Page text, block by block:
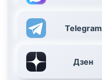
Telegram
Дзен